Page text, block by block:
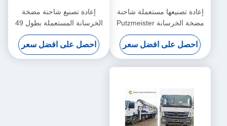
إعادة تصنيعها مستعملة شاحنة
مضخة الخرسانة Putzmeister
38 متر
احصل على افضل سعر
إعادة تصنيع شاحنة مضخة
الخرسانة المستعملة بطول 49
مترًا بهيكل هينو
احصل على افضل سعر